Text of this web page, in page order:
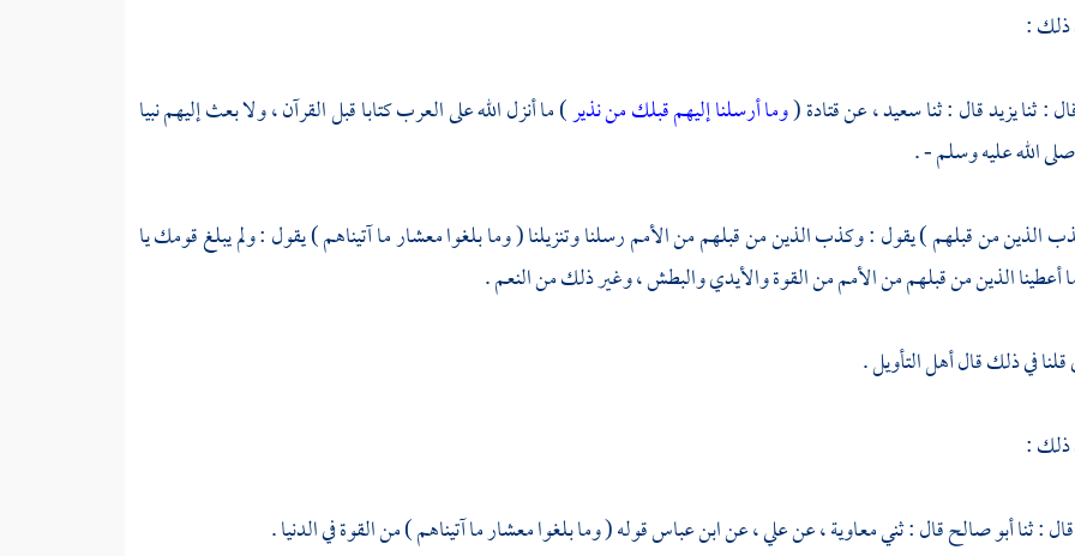
ذلك :
: ثنايزيدقال : ثناسعيد ،عنقتادة(وما أرسلنا إليهم قبلك من نذير) ما أنزل الله على العرب كتابا قبل القرآن ، ولا بعث إليهم نبيا
الله عليه وسلم - .
الذين من قبلهم ) يقول : وكذب الذين من قبلهم من الأمم رسلنا وتنزيلنا ( وما بلغوا معشار ما آتيناهم ) يقول : ولم يبلغ قومك يا
أعطينا الذين من قبلهم من الأمم من القوة والأيدي والبطش ، وغير ذلك من النعم .
في ذلك قال أهل التأويل .
ذلك :
قال : ثناأبو صالحقال : ثنيمعاوية ،عنعلي ،عنابن عباسقوله ( وما بلغوا معشار ما آتيناهم ) من القوة في الدنيا .